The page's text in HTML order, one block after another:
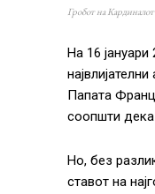
Гробот на
На 16
Папата
соопшти дека
Но, без
ставот на